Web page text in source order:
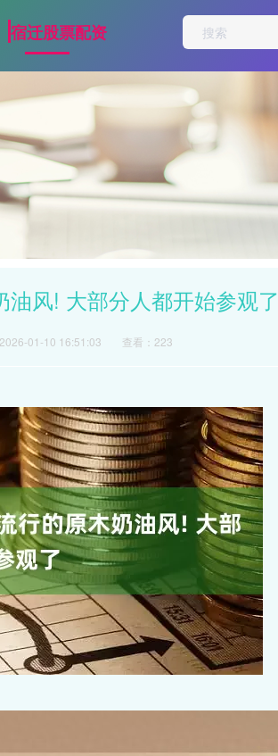
宿迁股票配资
风! 大部分人都开始参观了
01-10 16:51:03 查看：223